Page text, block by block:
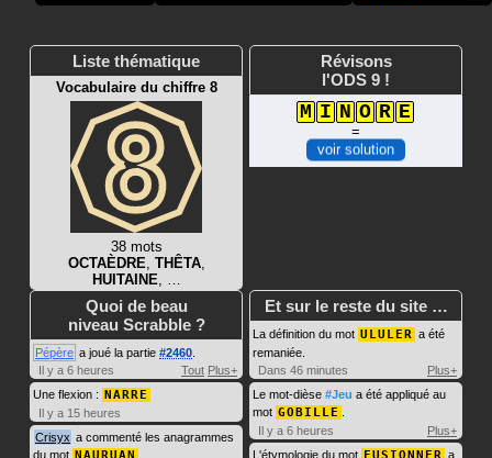
Liste thématique
Vocabulaire du chiffre 8
38 mots
OCTAÈDRE, THÊTA,
HUITAINE, …
Révisons
l'ODS 9 !
M I N O R E
=
voir solution
Quoi de beau
niveau Scrabble ?
Pépère a joué la partie #2460
Il y a 6 heures
Tout Plus+
Une flexion :
NARRE
Il y a 15 heures
Crisyx a commenté les anagrammes
du mot
Et sur le reste du site …
La définition du mot ULULER a été
remaniée.
Dans 46 minutes
Plus+
Le mot-dièse #Jeu a été appliqué au
mot GOBILLE
Il y a 6 heures
Plus+
L'étymologie du mot
a